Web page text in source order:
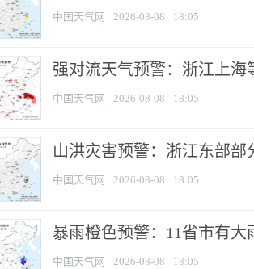
中国天气网 2026-08-08 18:05
强对流天气预警：浙江上海
中国天气网 2026-08-08 18:05
山洪灾害预警：浙江东部
中国天气网 2026-08-08 18:05
暴雨橙色预警：11省市有
中国天气网 2026-08-08 18:05